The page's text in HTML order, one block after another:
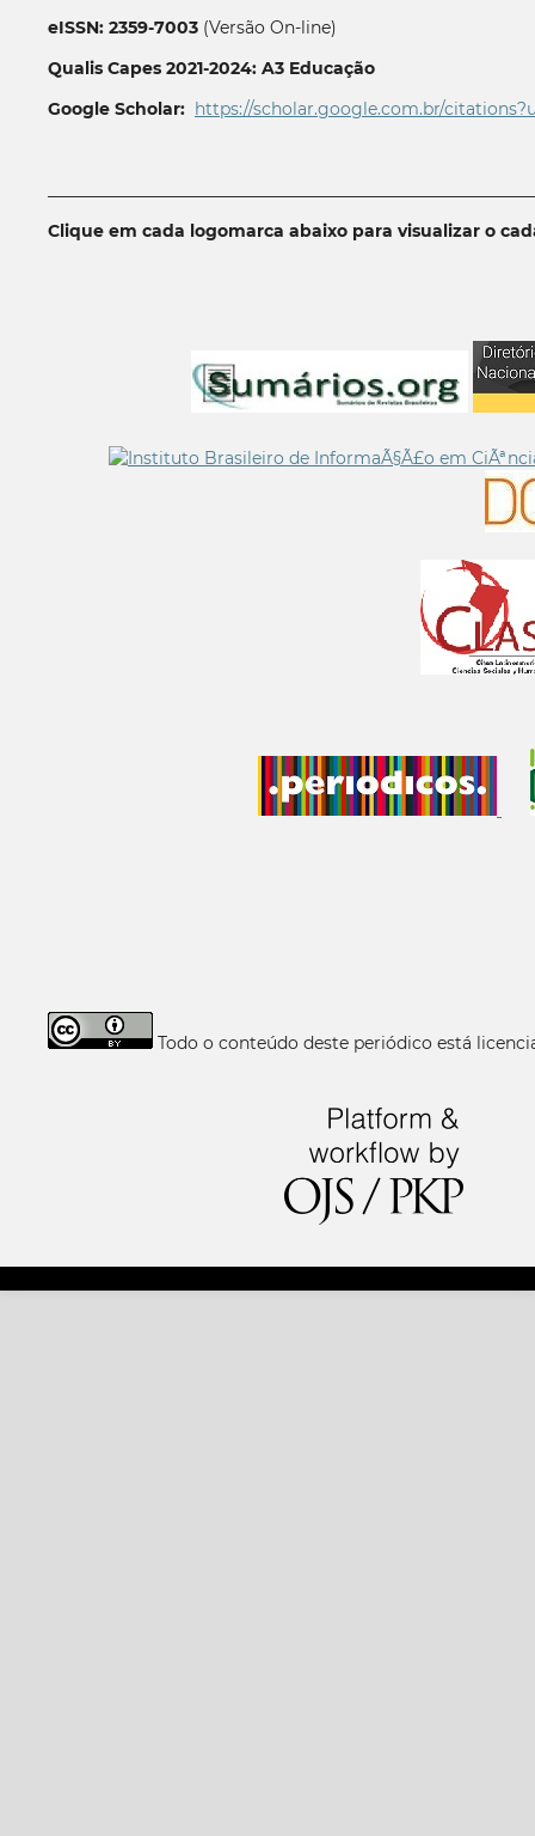
eISSN: 2359-7003(Versão On-line)
Qualis Capes 2021-2024: A3 Educação
Google Scholar: https://scholar.google.com.br/
Clique em cada logomarca abaixo para visualizar o
Todo o conteúdo deste periódico está